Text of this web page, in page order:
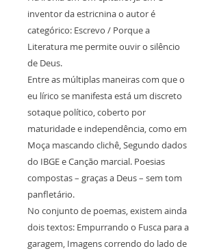
inventor da estricnina o autor é
categórico: Escrevo / Porque a
Literatura me permite ouvir o silêncio
de Deus.
Entre as múltiplas maneiras com que o
eu lírico se manifesta está um discreto
sotaque político, coberto por
maturidade e independência, como em
Moça mascando clichê, Segundo dados
do IBGE e Canção marcial. Poesias
compostas – graças a Deus – sem tom
panfletário.
No conjunto de poemas, existem ainda
dois textos: Empurrando o Fusca para a
garagem, Imagens correndo do lado de